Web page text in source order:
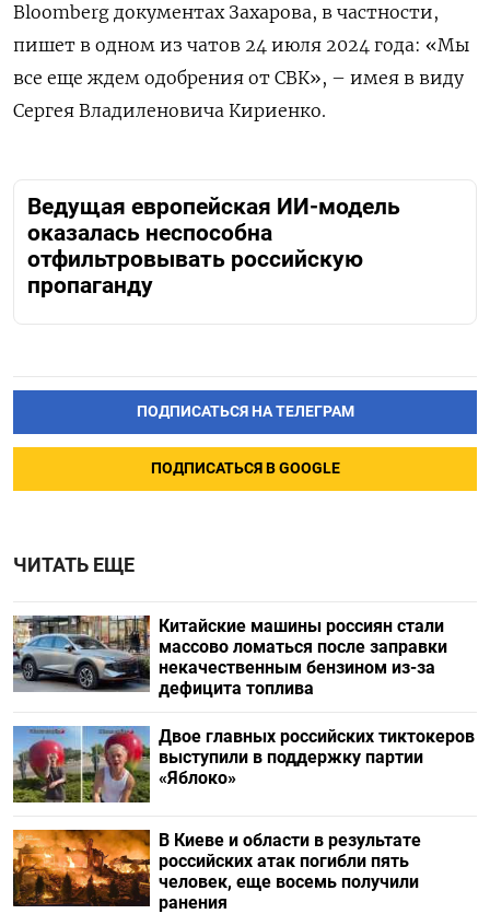
Bloomberg документах Захарова, в частности,
пишет в одном из чатов 24 июля 2024 года: «Мы
все еще ждем одобрения от СВК», – имея в виду
Сергея Владиленовича Кириенко.
Ведущая европейская ИИ-модель
оказалась неспособна
отфильтровывать российскую
пропаганду
ПОДПИСАТЬСЯ НА ТЕЛЕГРАМ
ПОДПИСАТЬСЯ В GOOGLE
ЧИТАТЬ ЕЩЕ
Китайские машины россиян стали
массово ломаться после заправки
некачественным бензином из-за
дефицита топлива
Двое главных российских тиктокеров
выступили в поддержку партии
«Яблоко»
В Киеве и области в результате
российских атак погибли пять
человек, еще восемь получили
ранения